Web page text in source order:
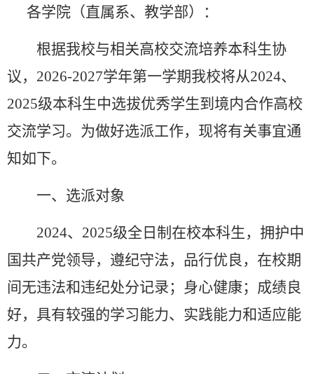
各学院 （直属系、教学部） ：
根据我校与相关高校交流培养本科生协
议， 2026-2027学年第一学期我校将从2024、
2025级本科生中选拔优秀学生到 境内合作高校
交流学习。为做好选派工作，现将有关事宜通
知如下。
一、选派对象
2024、 2025级全日制在校本科生， 拥护中
国共产党领导， 遵纪守法，品行优良，在校期
间无违法和违纪处分记录； 身心健康；成绩良
好，具有较强的学习能力、实践能力和适应能
力。